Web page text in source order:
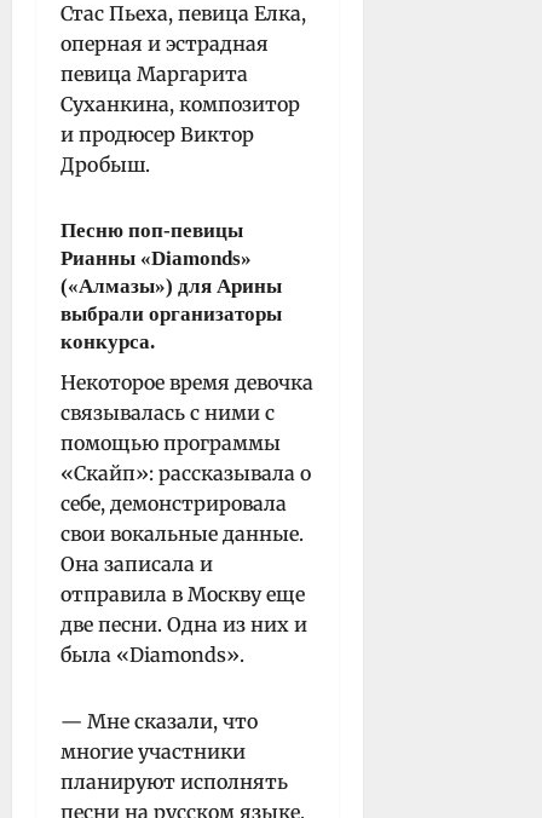
Стас Пьеха, певица Елка,
оперная и эстрадная
певица Маргарита
Суханкина, композитор
и продюсер Виктор
Дробыш.
Песню поп-певицы
Рианны «Diamonds»
(«Алмазы») для Арины
выбрали организаторы
конкурса.
Некоторое время девочка
связывалась с ними с
помощью программы
«Скайп»: рассказывала о
себе, демонстрировала
свои вокальные данные.
Она записала и
отправила в Москву еще
две песни. Одна из них и
была «Diamonds».
— Мне сказали, что
многие участники
планируют исполнять
песни на русском языке,